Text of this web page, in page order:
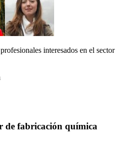
interesados en el sector
de fabricación química